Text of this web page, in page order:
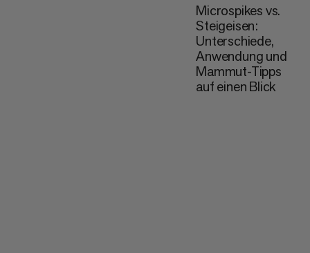
Microspikes vs.
Steigeisen:
Unterschiede,
Anwendung und
Mammut-Tipps
auf einen Blick